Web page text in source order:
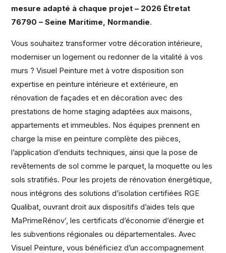
mesure adapté à chaque projet – 2026 Étretat
76790 – Seine Maritime, Normandie.
Vous souhaitez transformer votre décoration intérieure,
moderniser un logement ou redonner de la vitalité à vos
murs ? Visuel Peinture met à votre disposition son
expertise en peinture intérieure et extérieure, en
rénovation de façades et en décoration avec des
prestations de home staging adaptées aux maisons,
appartements et immeubles. Nos équipes prennent en
charge la mise en peinture complète des pièces,
l’application d’enduits techniques, ainsi que la pose de
revêtements de sol comme le parquet, la moquette ou les
sols stratifiés. Pour les projets de rénovation énergétique,
nous intégrons des solutions d’isolation certifiées RGE
Qualibat, ouvrant droit aux dispositifs d’aides tels que
MaPrimeRénov’, les certificats d’économie d’énergie et
les subventions régionales ou départementales. Avec
Visuel Peinture, vous bénéficiez d’un accompagnement